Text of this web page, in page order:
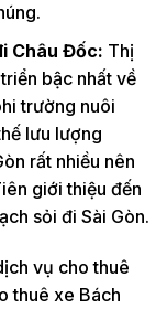
Châu Đốc: Thị
bậc nhất về
trường nuôi
lưu lượng
rất nhiều nên
giới thiệu đến
sỏi đi Sài Gòn.
vụ cho thuê
thuê xe Bách